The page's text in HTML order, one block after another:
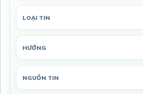
LOẠI TIN
HƯỚNG
NGUỒN TIN